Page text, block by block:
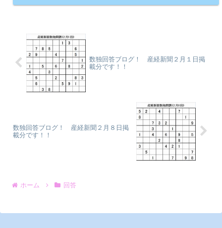
数独回答ブログ！ 産経新聞２月１日掲
載分です！！
数独回答ブログ！ 産経新聞２月８日掲
載分です！！
ホーム 回答